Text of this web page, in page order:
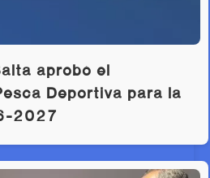
aprobó el
Deportiva para la
2027